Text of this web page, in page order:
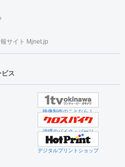
サイト Mjnet.jp
ス
映像制作のことなら！
沖縄のバイク・パーツ
デジタルプリントショップ